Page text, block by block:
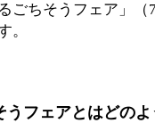
ごちそうフェア」（
。
うフェアとはどの